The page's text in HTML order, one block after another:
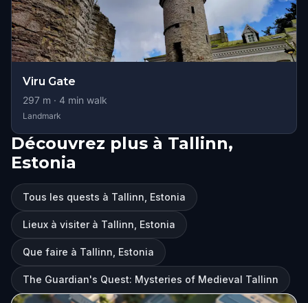
Viru Gate
297 m · 4 min walk
Landmark
Découvrez plus à Tallinn,
Estonia
Tous les quests à Tallinn, Estonia
Lieux à visiter à Tallinn, Estonia
Que faire à Tallinn, Estonia
The Guardian's Quest: Mysteries of Medieval Tallinn